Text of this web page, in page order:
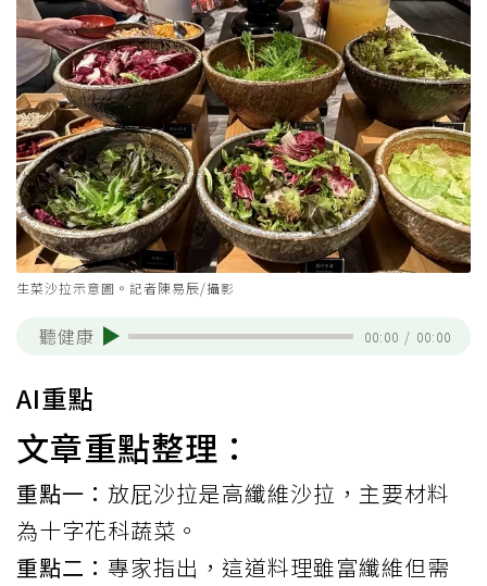
生菜沙拉示意圖。記者陳易辰/攝影
聽健康 00:00 / 00:00
AI重點
文章重點整理：
重點一： 放屁沙拉是高纖維沙拉，主要材料
為十字花科蔬菜。
重點二： 專家指出，這道料理雖富纖維但需